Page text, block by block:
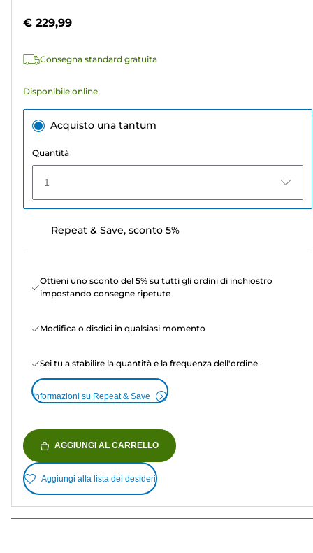
6
€ 229,99
Consegna standard gratuita
Disponibile online
Acquisto una tantum
Quantità
1
Repeat & Save, sconto 5%
Ottieni uno sconto del 5% su tutti gli ordini di inchiostro
impostando consegne ripetute
Modifica o disdici in qualsiasi momento
Sei tu a stabilire la quantità e la frequenza dell'ordine
Informazioni su Repeat & Save
AGGIUNGI AL CARRELLO
Aggiungi alla lista dei desideri